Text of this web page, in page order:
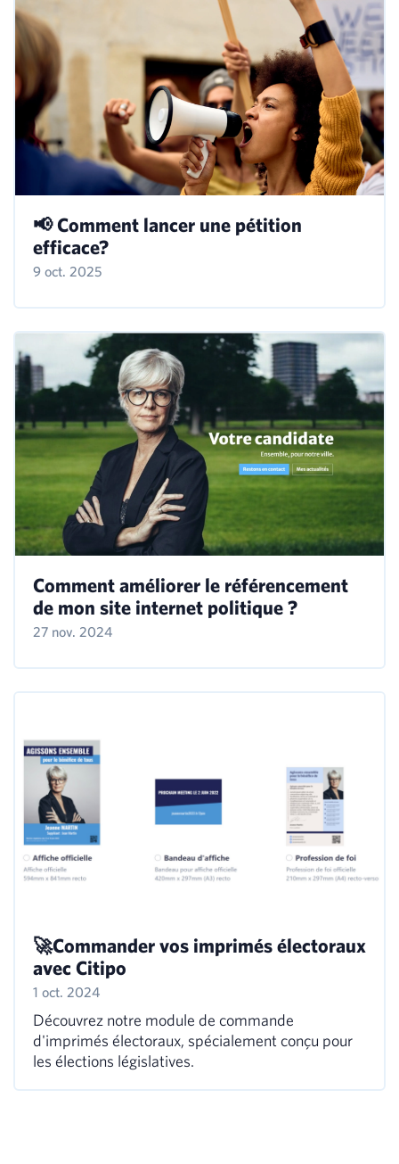
📢 Comment lancer une pétition
efficace?
9 oct. 2025
Comment améliorer le référencement
de mon site internet politique ?
27 nov. 2024
🚀Commander vos imprimés électoraux
avec Citipo
1 oct. 2024
Découvrez notre module de commande
d'imprimés électoraux, spécialement conçu pour
les élections législatives.